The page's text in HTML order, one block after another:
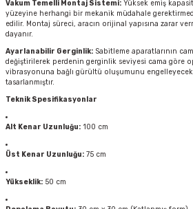
Vakum Temelli Montaj Sistemi: Yüksek emiş
yüzeyine herhangi bir mekanik müdahale
edilir. Montaj süreci, aracın orijinal yapısına zarar
dayanır.
Ayarlanabilir Gerginlik: Sabitleme aparatlarının
değiştirilerek perdenin gerginlik seviyesi cama göre
vibrasyonuna bağlı gürültü oluşumunu
tasarlanmıştır.
Teknik Spesifikasyonlar
Alt Kenar Uzunluğu: 100 cm
Üst Kenar Uzunluğu: 75 cm
Yükseklik: 50 cm